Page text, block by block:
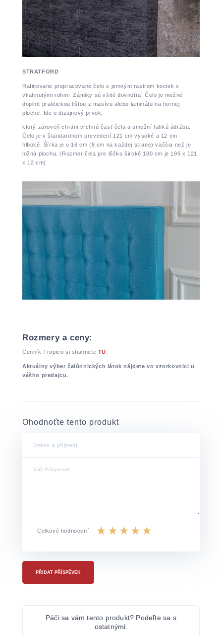
STRATFORD
Rafinovane prepracované čelo s jemným rastrom kociek s
vtiahnutými rohmi. Zámiky sú všité dovnútra. Čelo je možné
doplniť praktickou lištou z masívu alebo laminátu na hornej
ploche. Ide o dizajnový prvok,
ktorý zároveň chráni vrchnú časť čela a umožní ľahkú údržbu.
Čelo je v štandardnom prevedení 121 cm vysoké a 12 cm
hlboké. Šírka je o 16 cm (8 cm na každej strane) väčšia než je
ložná plocha. (Rozmer čela pre lôžko široké 180 cm je 196 x 121
x 12 cm)
Rozmery a ceny:
Cenník Tropico si stiahnete TU
Aktuálny výber čalúnnických látok nájdete vo vzorkovnici u
vášho predajcu.
Ohodnoťte tento produkt
Celkové hodnocení
PŘIDAT PŘÍSPĚVEK
Páči sa vám tento produkt? Podeľte sa s
ostatnými: